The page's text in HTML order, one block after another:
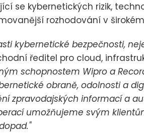
se kybernetických rizik,
rozhodování v
kybernetické bezpečnosti,
ředitel pro cloud,
schopnostem Wipro a
obraně, odolnosti a
zpravodajských informací a
umožňujeme svým